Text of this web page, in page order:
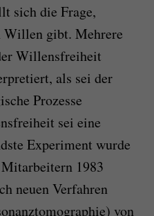
sich die Frage,
Willen gibt. Mehrere
Willensfreiheit
als sei der
Prozesse
sei eine
Experiment wurde
1983
neuen Verfahren
von